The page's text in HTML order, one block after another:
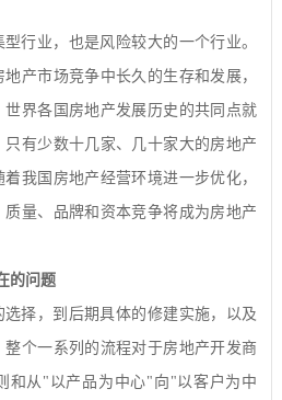
行业，也是风险较大的一个行业。
产市场竞争中长久的生存和发展，
界各国房地产发展历史的共同点就
有少数十几家、几十家大的房地产
我国房地产经营环境进一步优化，
量、品牌和资本竞争将成为房地产
的问题
择，到后期具体的修建实施，以及
个一系列的流程对于房地产开发商
和从 " 以产品为中心" 向 "以客户为中